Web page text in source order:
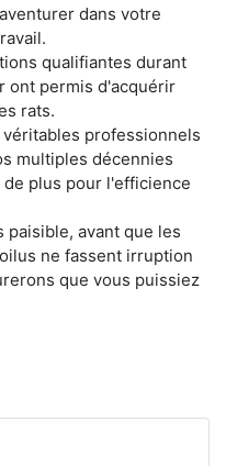
dans votre
qualifiantes durant
ont permis d'acquérir
rats.
professionnels
multiples décennies
plus pour l'efficience
avant que les
ne fassent irruption
que vous puissiez